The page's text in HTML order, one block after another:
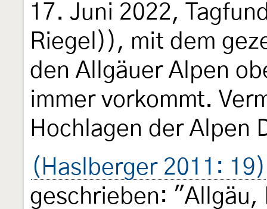
17. Juni 2022,
Riegel)), mit dem
den Allgäuer Alpen
immer vorkommt.
Hochlagen der Alpen
(Haslberger 2011: 19)
geschrieben: "Allgäu,